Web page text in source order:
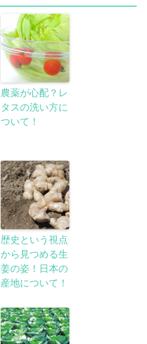
農薬が心配？レ
タスの洗い方に
ついて！
歴史という視点
から見つめる生
姜の姿！日本の
産地について！